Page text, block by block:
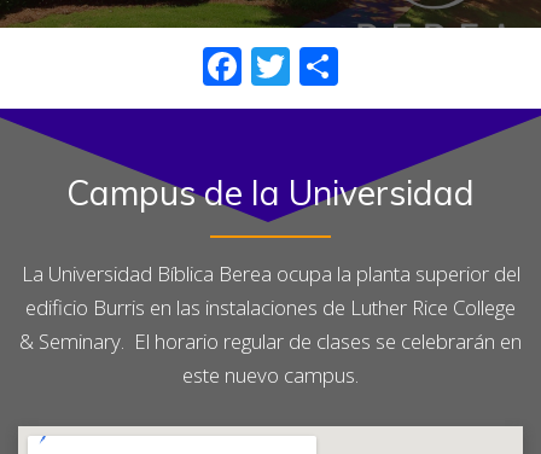
F
a
e
b
o
o
k
T
w
te
r
h
e
Campus de la Universidad
La Universidad Bíblica Berea ocupa la planta superior del
edificio Burris en las instalaciones de Luther Rice College
& Seminary. El horario regular de clases se celebrarán en
este nuevo campus.